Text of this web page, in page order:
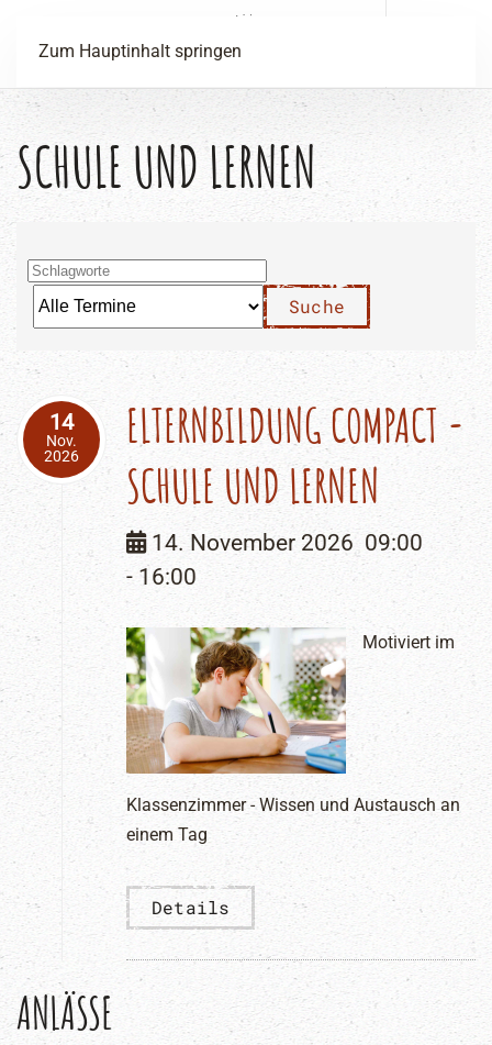
Zum Hauptinhalt springen
SCHULE UND LERNEN
14
Nov.
2026
ELTERNBILDUNG COMPACT -
SCHULE UND LERNEN
14. November 2026 09:00
- 16:00
Motiviert im
Klassenzimmer - Wissen und Austausch an
einem Tag
Details
ANLÄSSE